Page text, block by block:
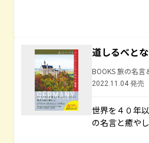
道しるべと
BOOKS 旅の名言
2022.11.04 発売
世界を４０年
の名言と癒や